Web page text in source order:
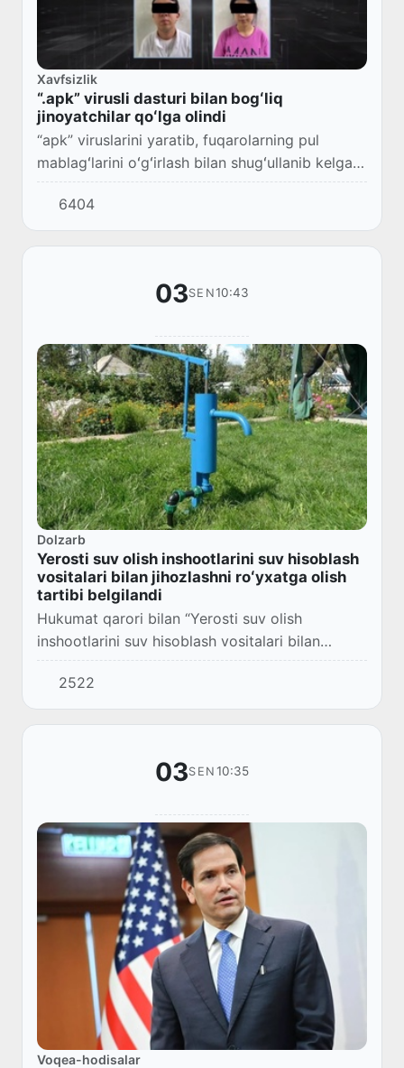
Xavfsizlik
“.apk” virusli dasturi bilan bogʻliq
jinoyatchilar qoʻlga olindi
“apk” viruslarini yaratib, fuqarolarning pul
mablagʻlarini oʻgʻirlash bilan shugʻullanib kelgan
jinoiy guruh Toshkent shahrida qoʻlga olindi.
6404
03SEN10:43
Dolzarb
Yerosti suv olish inshootlarini suv hisoblash
vositalari bilan jihozlashni roʻyxatga olish
tartibi belgilandi
Hukumat qarori bilan “Yerosti suv olish
inshootlarini suv hisoblash vositalari bilan
jihozlashni roʻyxatga olish va muhrlash boʻyicha
davlat xizmatini koʻrsatish”ning maʼmuriy regl...
2522
03SEN 10:35
Voqea-hodisalar